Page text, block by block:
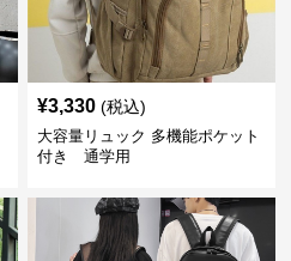
¥3,330 (税込)
大容量リュック 多機能ポケット
付き 通学用